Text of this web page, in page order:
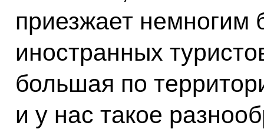
приезжает немногим
иностранных
большая по
и у нас такое